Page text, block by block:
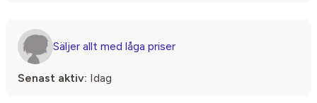
Säljer allt med låga priser
Senast aktiv: Idag